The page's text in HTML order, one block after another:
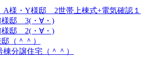
様・Y様邸 2世帯上棟式+電気確認１
邸 3(・∀・)
邸 2(・∀・)
（＾＾）
分譲住宅（＾＾）